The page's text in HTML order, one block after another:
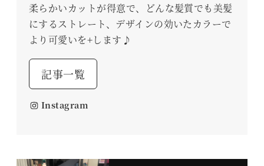
柔らかいカットが得意で、どんな髪質でも美髪
にするストレート、デザインの効いたカラーで
より可愛いを+します♪
記事一覧
Instagram